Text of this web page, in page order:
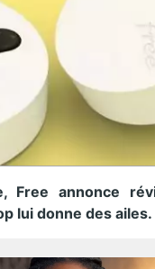
Free annonce
lui donne des ailes.